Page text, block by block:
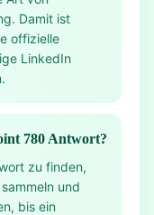
Damit ist
offizielle
LinkedIn
780 Antwort?
zu finden,
und
bis ein